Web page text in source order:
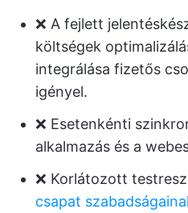
❌ A fejlett
költségek
integrálása fizetős
igényel.
❌ Esetenkénti
alkalmazás és a
❌ Korlátozott
csapat